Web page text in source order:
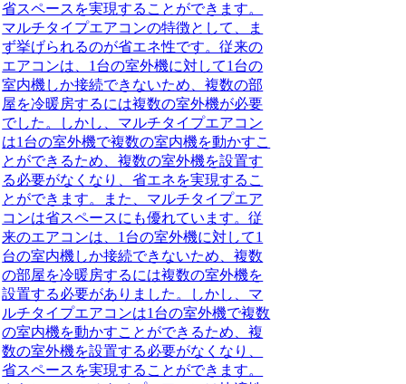
省スペースを実現することができます。
マルチタイプエアコンの特徴として、ま
ず挙げられるのが省エネ性です。従来の
エアコンは、1台の室外機に対して1台の
室内機しか接続できないため、複数の部
屋を冷暖房するには複数の室外機が必要
でした。しかし、マルチタイプエアコン
は1台の室外機で複数の室内機を動かすこ
とができるため、複数の室外機を設置す
る必要がなくなり、省エネを実現するこ
とができます。また、マルチタイプエア
コンは省スペースにも優れています。従
来のエアコンは、1台の室外機に対して1
台の室内機しか接続できないため、複数
の部屋を冷暖房するには複数の室外機を
設置する必要がありました。しかし、マ
ルチタイプエアコンは1台の室外機で複数
の室内機を動かすことができるため、複
数の室外機を設置する必要がなくなり、
省スペースを実現することができます。